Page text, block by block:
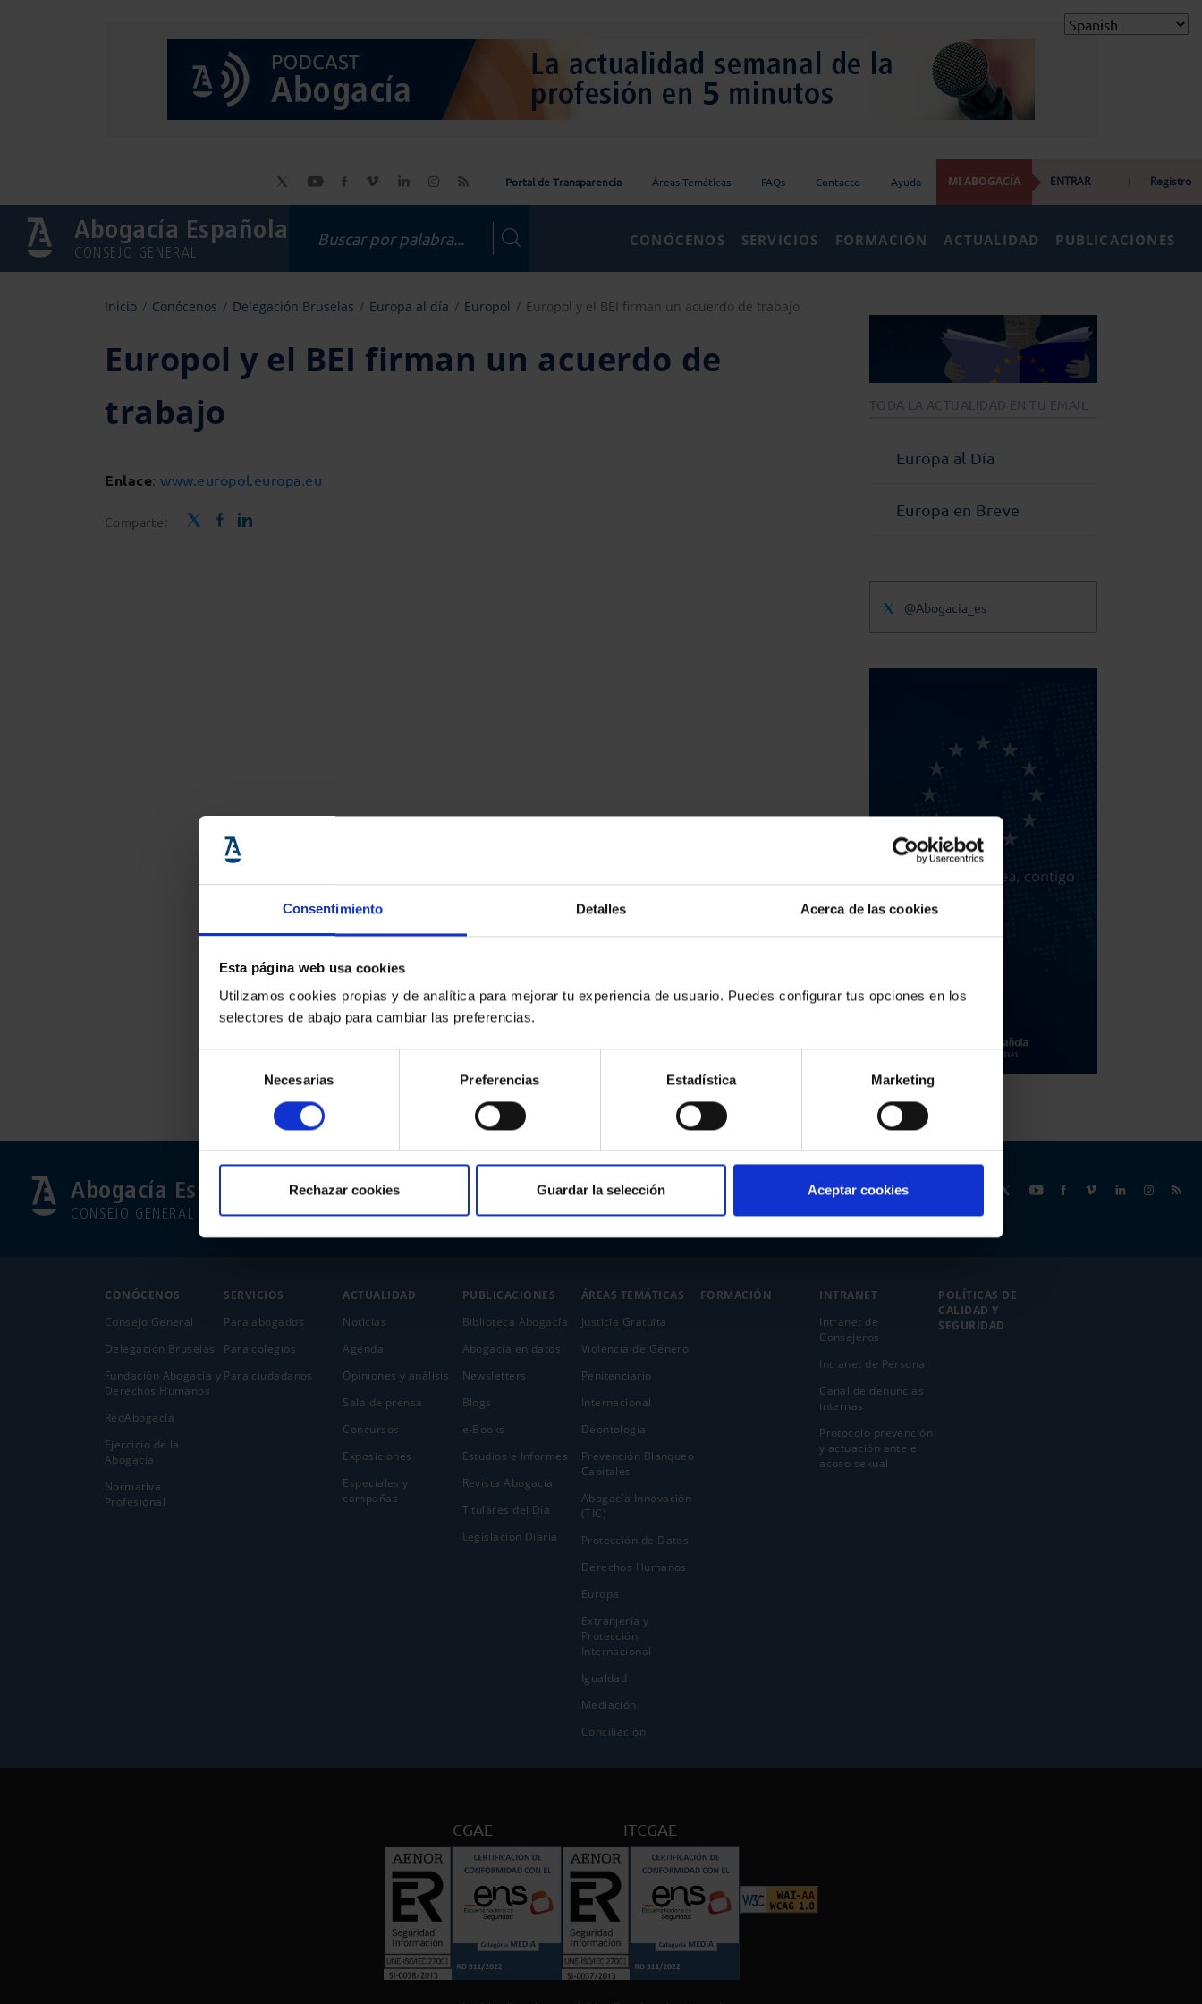
Consentimiento Detalles Acerca de las cookies
Esta página web usa cookies
Utilizamos cookies propias y de analítica para mejorar tu experiencia de usuario. Puedes configurar tus opciones en los
selectores de abajo para cambiar las preferencias.
consentimiento
Necesarias Preferencias Estadística Marketing
Rechazar cookies Guardar la selección Aceptar cookies
Portal de Transparencia Áreas Temáticas FAQs Contacto Ayuda MI ABOGACÍA ENTRAR | Registro
Abogacía Española
CONSEJO GENERAL
CONÓCENOS SERVICIOS FORMACIÓN ACTUALIDAD PUBLICACIONES
Inicio Conócenos Delegación Bruselas Europa al día Europol Europol y el BEI firman un acuerdo de trabajo
Europol y el BEI firman un acuerdo de
trabajo
Enlace:www.europol.europa.eu
Comparte:
TODA LA ACTUALIDAD EN TU EMAIL
Europa al Día
Europa en Breve
@Abogacia_es
Abogacía Española
CONSEJO GENERAL
CONÓCENOS
Consejo General
Delegación Bruselas
Fundación Abogacía y
Derechos Humanos
RedAbogacía
Ejercicio de la
Abogací­a
Normativa
Profesional
SERVICIOS
Para abogados
Para colegios
Para ciudadanos
ACTUALIDAD
Noticias
Agenda
Opiniones y análisis
Sala de prensa
Concursos
Exposiciones
Especiales y
campañas
PUBLICACIONES
Biblioteca Abogacía
Abogacía en datos
Newsletters
Blogs
e-Books
Estudios e Informes
Revista Abogacía
Titulares del Día
Legislación Diaria
ÁREAS TEMÁTICAS
Justicia Gratuita
Violencia de Género
Penitenciario
Internacional
Deontología
Prevención Blanqueo
Capitales
Abogacía Innovación
(TIC)
Protección de Datos
Derechos Humanos
Europa
Extranjería y
Protección
Internacional
Igualdad
Mediación
Conciliación
FORMACIÓN
INTRANET
Intranet de
Consejeros
Intranet de Personal
Canal de denuncias
internas
Protocolo prevención
y actuación ante el
acoso sexual
POLÍTICAS DE
CALIDAD Y
SEGURIDAD
CGAE ITCGAE